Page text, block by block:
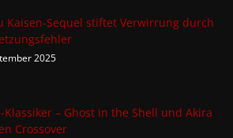
Kaisen-Sequel stiftet Verwirrung durch
2025
Klassiker – Ghost in the Shell und Akira
Crossover